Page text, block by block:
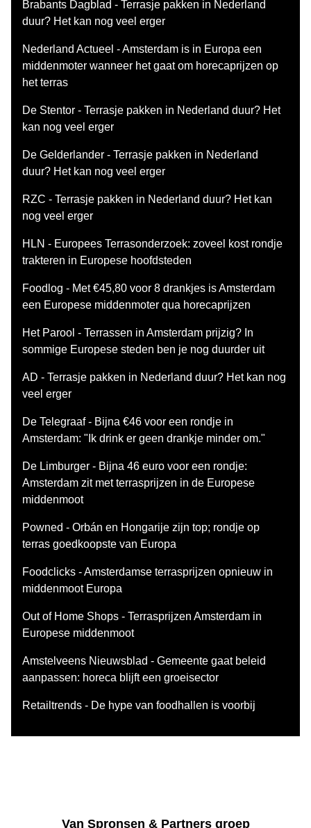
Brabants Dagblad - Terrasje pakken in Nederland
duur? Het kan nog veel erger
Nederland Actueel - Amsterdam is in Europa een
middenmoter wanneer het gaat om horecaprijzen op
het terras
De Stentor - Terrasje pakken in Nederland duur? Het
kan nog veel erger
De Gelderlander - Terrasje pakken in Nederland
duur? Het kan nog veel erger
RZC - Terrasje pakken in Nederland duur? Het kan
nog veel erger
HLN - Europees Terrasonderzoek: zoveel kost rondje
trakteren in Europese hoofdsteden
Foodlog - Met €45,80 voor 8 drankjes is Amsterdam
een Europese middenmoter qua horecaprijzen
Het Parool - Terrassen in Amsterdam prijzig? In
sommige Europese steden ben je nog duurder uit
AD - Terrasje pakken in Nederland duur? Het kan nog
veel erger
De Telegraaf - Bijna €46 voor een rondje in
Amsterdam: "Ik drink er geen drankje minder om."
De Limburger - Bijna 46 euro voor een rondje:
Amsterdam zit met terrasprijzen in de Europese
middenmoot
Powned - Orbán en Hongarije zijn top; rondje op
terras goedkoopste van Europa
Foodclicks - Amsterdamse terrasprijzen opnieuw in
middenmoot Europa
Out of Home Shops - Terrasprijzen Amsterdam in
Europese middenmoot
Amstelveens Nieuwsblad - Gemeente gaat beleid
aanpassen: horeca blijft een groeisector
Retailtrends - De hype van foodhallen is voorbij
Van Spronsen & Partners groep